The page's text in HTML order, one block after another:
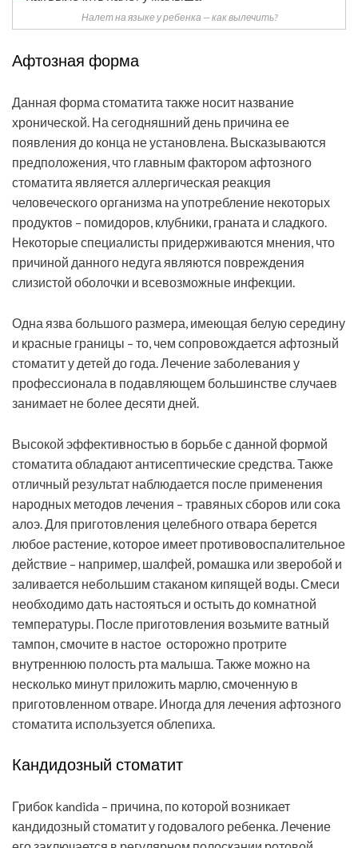
Налет на языке у ребенка — как вылечить?
Афтозная форма
Данная форма стоматита также носит название
хронической. На сегодняшний день причина ее
появления до конца не установлена. Высказываются
предположения, что главным фактором афтозного
стоматита является аллергическая реакция
человеческого организма на употребление некоторых
продуктов – помидоров, клубники, граната и сладкого.
Некоторые специалисты придерживаются мнения, что
причиной данного недуга являются повреждения
слизистой оболочки и всевозможные инфекции.
Одна язва большого размера, имеющая белую середину
и красные границы – то, чем сопровождается афтозный
стоматит у детей до года. Лечение заболевания у
профессионала в подавляющем большинстве случаев
занимает не более десяти дней.
Высокой эффективностью в борьбе с данной формой
стоматита обладают антисептические средства. Также
отличный результат наблюдается после применения
народных методов лечения – травяных сборов или сока
алоэ. Для приготовления целебного отвара берется
любое растение, которое имеет противовоспалительное
действие – например, шалфей, ромашка или зверобой и
заливается небольшим стаканом кипящей воды. Смеси
необходимо дать настояться и остыть до комнатной
температуры. После приготовления возьмите ватный
тампон, смочите в настое осторожно протрите
внутреннюю полость рта малыша. Также можно на
несколько минут приложить марлю, смоченную в
приготовленном отваре. Иногда для лечения афтозного
стоматита используется облепиха.
Кандидозный стоматит
Грибок kandida – причина, по которой возникает
кандидозный стоматит у годовалого ребенка. Лечение